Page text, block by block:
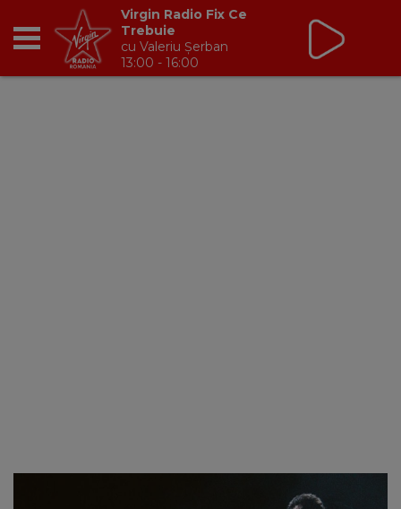
CONTUL MEU
Virgin Radio Fix Ce
Trebuie
cu Valeriu Șerban
13:00 - 16:00